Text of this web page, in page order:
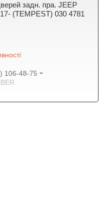
задн. пра. JEEP
(TEMPEST) 030 4781
106-48-75